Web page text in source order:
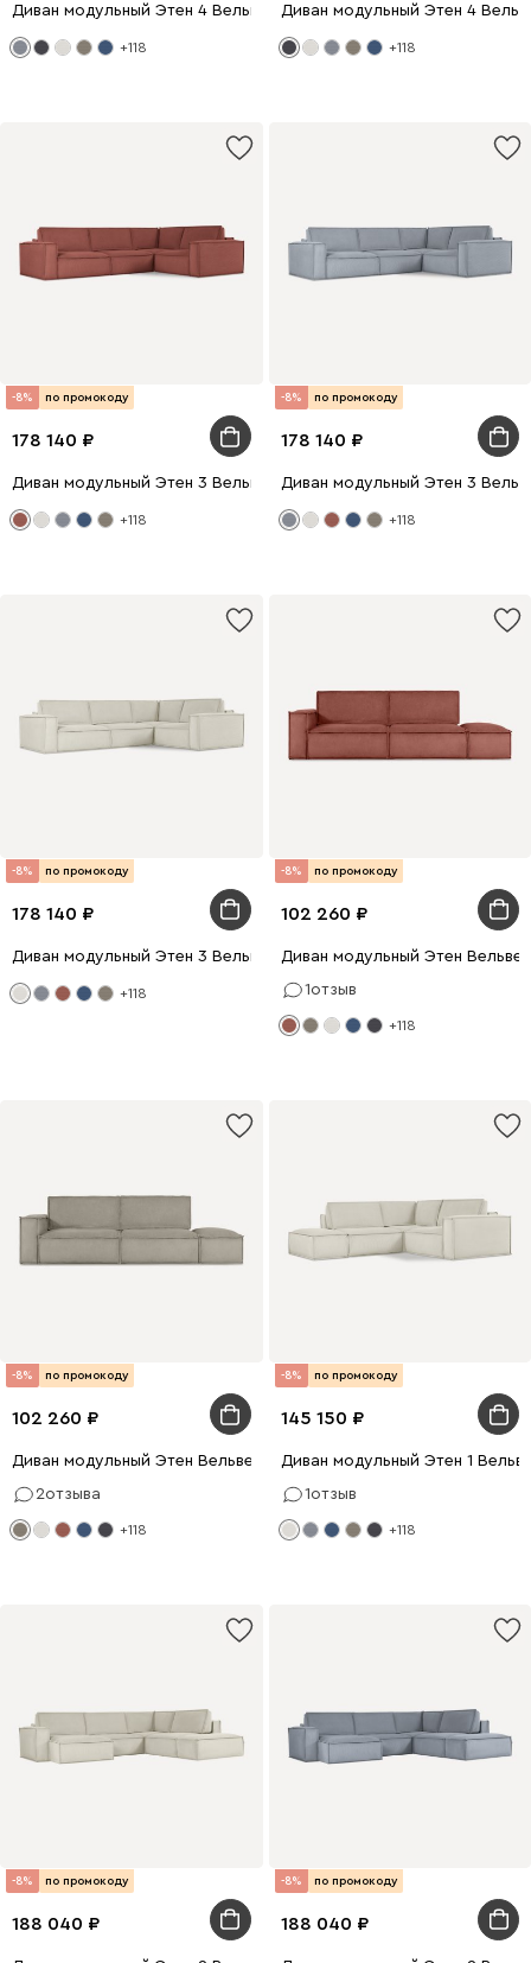
Диван модульный Этен 4 Вельвет Светло-серый
+118
Диван модульный Этен 4
+118
-8% по промокоду
178 140
Диван модульный Этен 3 Вельвет Терракотовый
+118
-8% по промокоду
178 140
Диван модульный Этен 3
+118
-8% по промокоду
178 140
Диван модульный Этен 3 Вельвет Молочный
+118
-8% по промокоду
102 260
Диван модульный Этен
1отзыв
+118
-8% по промокоду
102 260
Диван модульный Этен Вельвет Бежевый
2отзыва
+118
-8% по промокоду
145 150
Диван модульный Этен 1
1отзыв
+118
-8% по промокоду
188 040
-8% по промокоду
188 040